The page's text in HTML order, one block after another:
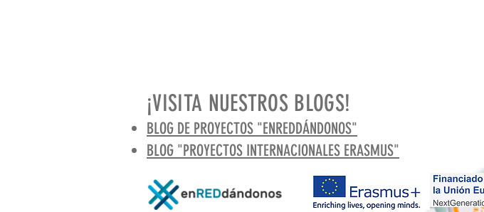
¡VISITA NUESTROS BLOGS!
BLOG DE PROYECTOS "ENREDDÁNDONOS"
BLOG "PROYECTOS INTERNACIONALES ERASMUS"